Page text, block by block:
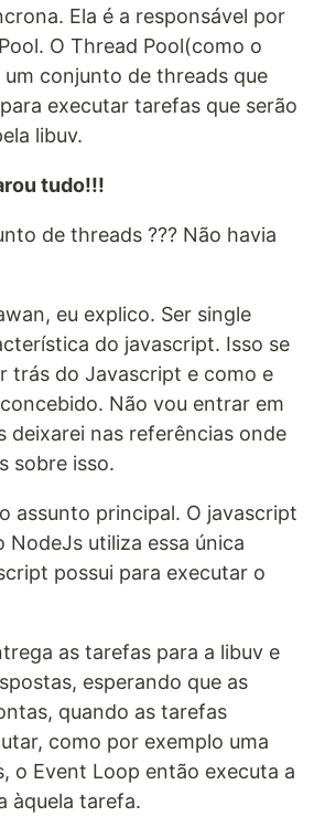
Ela é a responsável por
O Thread Pool(como o
um conjunto de threads que
executar tarefas que serão
libuv.
tudo!!!
de threads ??? Não havia
eu explico. Ser single
do javascript. Isso se
trás do Javascript e como e
Não vou entrar em
deixarei nas referências onde
sobre isso.
assunto principal. O javascript
NodeJs utiliza essa única
possui para executar o
as tarefas para a libuv e
esperando que as
quando as tarefas
como por exemplo uma
o Event Loop então executa a
àquela tarefa.